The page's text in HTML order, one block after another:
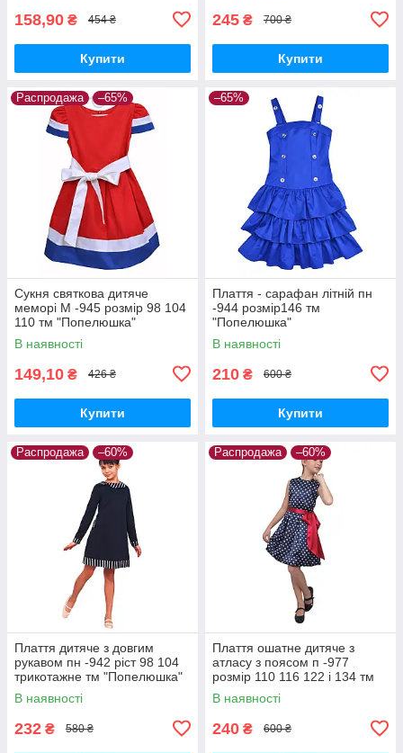
158,90 ₴ 454 ₴
Купити
245 ₴ 700 ₴
Купити
Распродажа –65%
Сукня святкова дитяче
меморі М -945 розмір 98 104
110 тм "Попелюшка"
В наявності
149,10 ₴ 426 ₴
Купити
–65%
Плаття - сарафан літній пн
-944 розмір146 тм
"Попелюшка"
В наявності
210 ₴ 600 ₴
Купити
Распродажа –60%
Плаття дитяче з довгим
рукавом пн -942 ріст 98 104
трикотажне тм "Попелюшка"
В наявності
232 ₴ 580 ₴
Распродажа –60%
Плаття ошатне дитяче з
атласу з поясом п -977
розмір 110 116 122 і 134 тм
"Попелюшка"
В наявності
240 ₴ 600 ₴